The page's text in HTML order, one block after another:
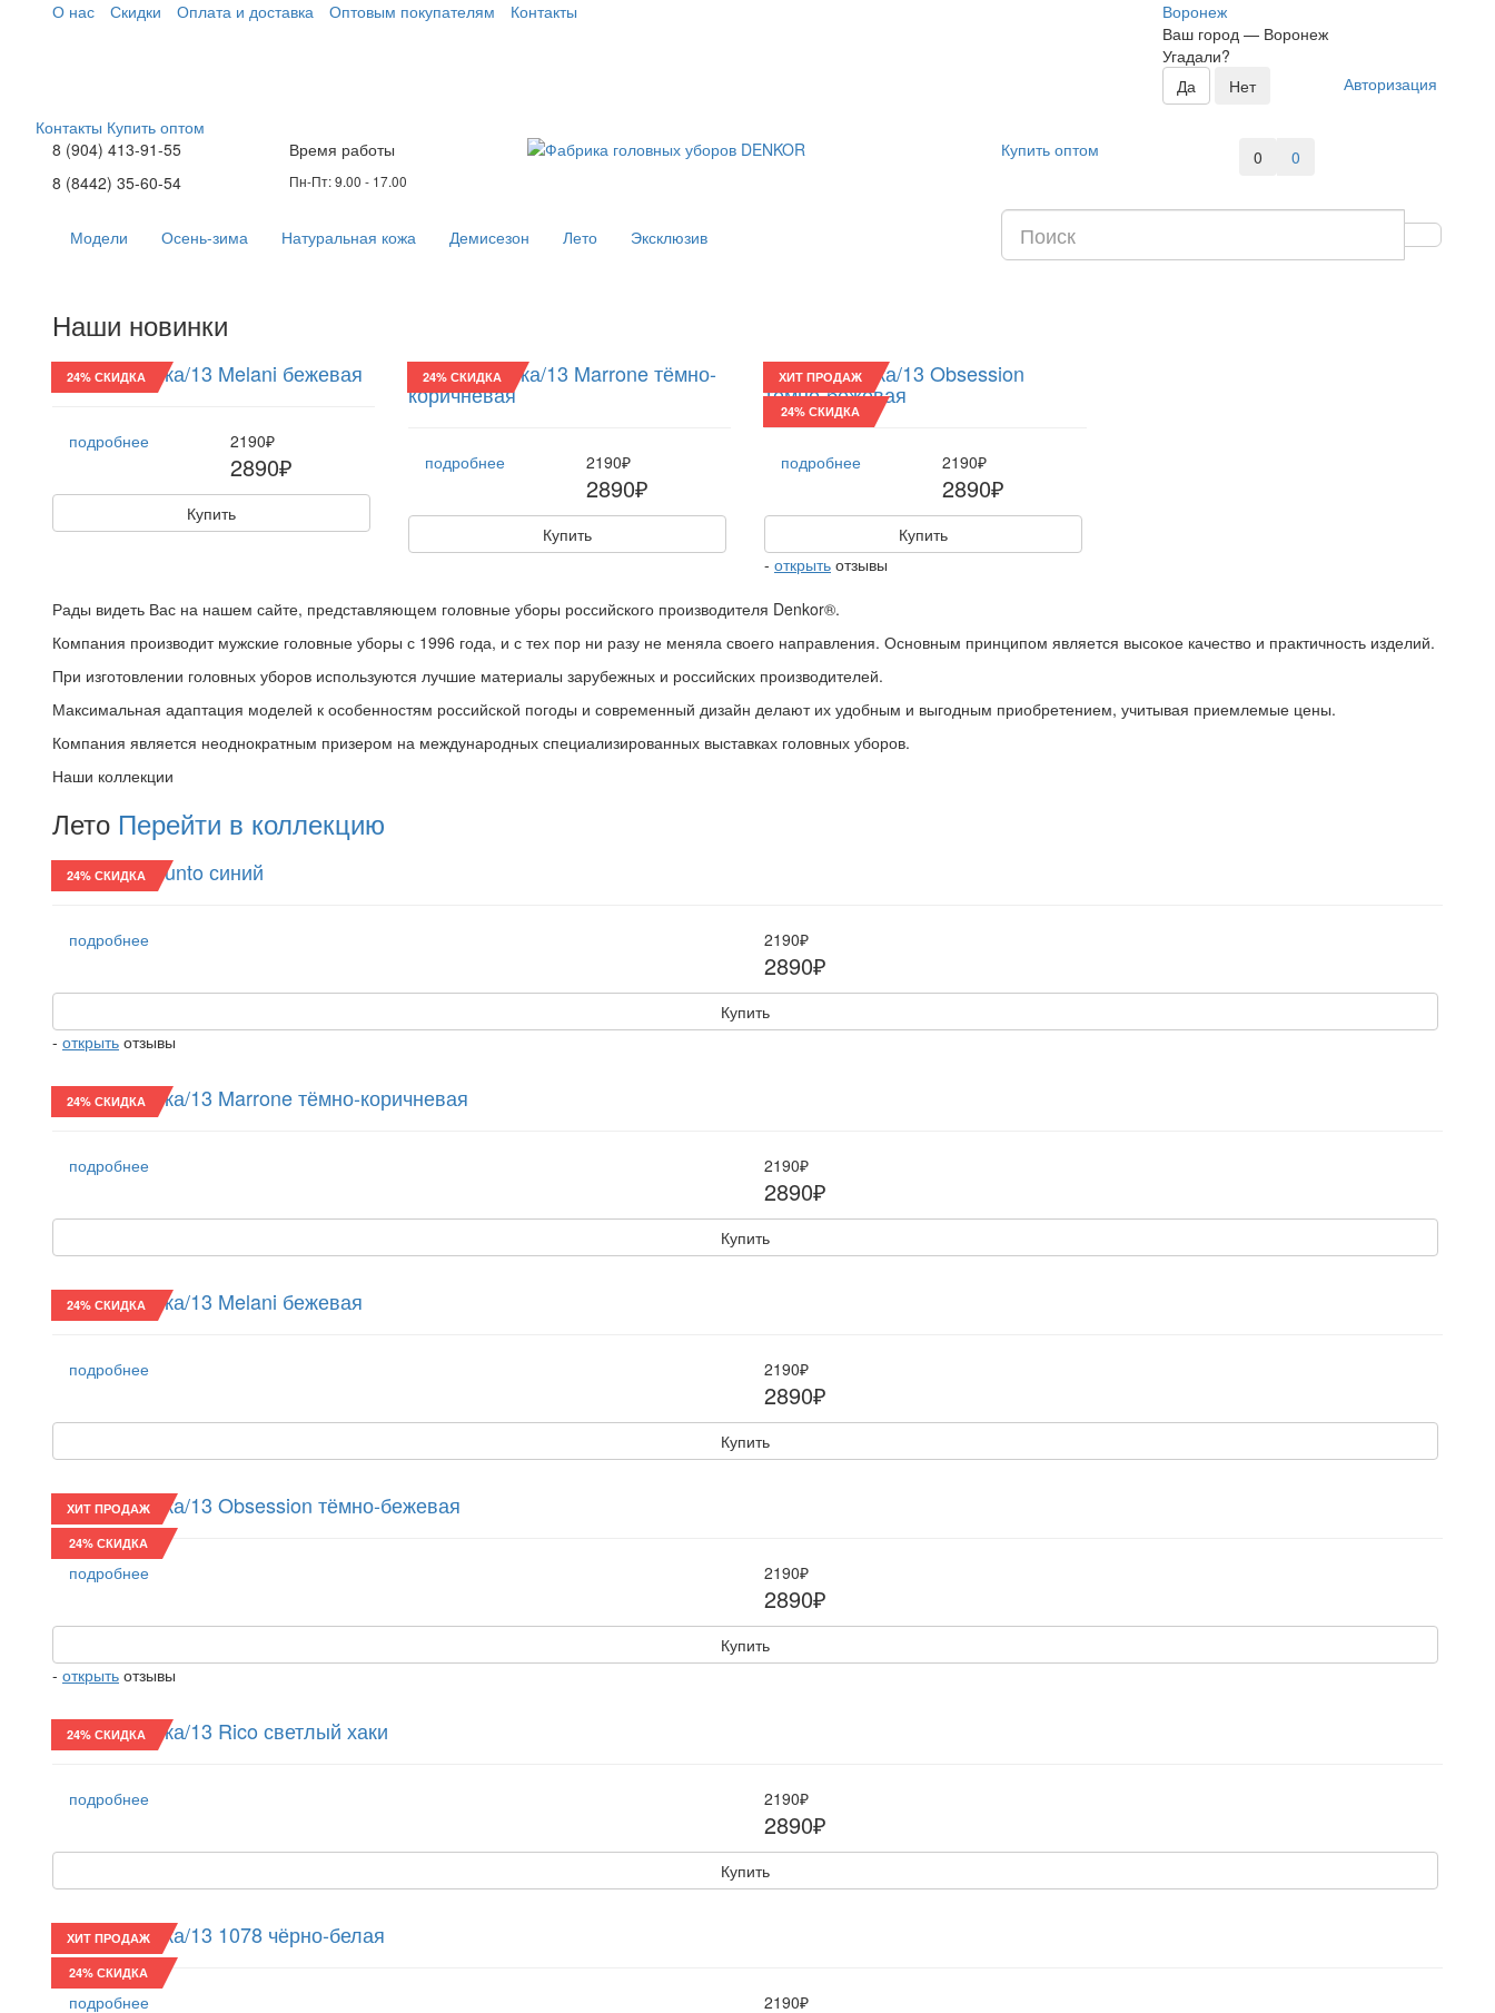
О нас Скидки Оплата и доставка Оптовым покупателям Контакты
Воронеж
Ваш город — Воронеж
Угадали?
Авторизация
Контакты Купить оптом
8 (904) 413-91-55
8 (8442) 35-60-54
Время работы
Пн-Пт: 9.00 - 17.00
Купить оптом 0 0
Модели Осень-зима Натуральная кожа Демисезон Лето Эксклюзив
Наши новинки
24% СКИДКА
Восьмиклинка/13 Melani бежевая
подробнее 2190₽
2890₽
Купить
24% СКИДКА
Восьмиклинка/13 Marrone тёмно-
коричневая
подробнее 2190₽
2890₽
Купить
ХИТ ПРОДАЖ
24% СКИДКА
Восьмиклинка/13 Obsession
тёмно-бежевая
подробнее 2190₽
2890₽
Купить
- открыть отзывы
Рады видеть Вас на нашем сайте, представляющем головные уборы российского производителя Denkor®.
Компания производит мужские головные уборы с 1996 года, и с тех пор ни разу не меняла своего направления. Основным принципом является высокое качество и практичность изделий.
При изготовлении головных уборов используются лучшие материалы зарубежных и российских производителей.
Максимальная адаптация моделей к особенностям российской погоды и современный дизайн делают их удобным и выгодным приобретением, учитывая приемлемые цены.
Компания является неоднократным призером на международных специализированных выставках головных уборов.
Наши коллекции
Лето Перейти в коллекцию
24% СКИДКА
Реглан/24 Punto синий
подробнее 2190₽
2890₽
Купить
- открыть отзывы
24% СКИДКА
Восьмиклинка/13 Marrone тёмно-коричневая
подробнее 2190₽
2890₽
Купить
24% СКИДКА
Восьмиклинка/13 Melani бежевая
подробнее 2190₽
2890₽
Купить
ХИТ ПРОДАЖ
24% СКИДКА
Восьмиклинка/13 Obsession тёмно-бежевая
подробнее 2190₽
2890₽
Купить
- открыть отзывы
24% СКИДКА
Восьмиклинка/13 Rico светлый хаки
подробнее 2190₽
2890₽
Купить
ХИТ ПРОДАЖ
24% СКИДКА
Восьмиклинка/13 1078 чёрно-белая
подробнее 2190₽